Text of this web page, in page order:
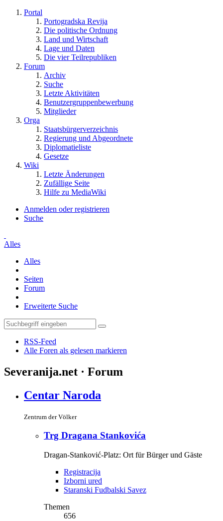
Portal
Portogradska Revija
Die politische Ordnung
Land und Wirtschaft
Lage und Daten
Die vier Teilrepubliken
Forum
Archiv
Suche
Letzte Aktivitäten
Benutzergruppenbewerbung
Mitglieder
Orga
Staatsbürgerverzeichnis
Regierung und Abgeordnete
Diplomatieliste
Gesetze
Wiki
Letzte Änderungen
Zufällige Seite
Hilfe zu MediaWiki
Anmelden oder registrieren
Suche
Alles
Alles
Seiten
Forum
Erweiterte Suche
RSS-Feed
Alle Foren als gelesen markieren
Severanija.net · Forum
Centar Naroda
Zentrum der Völker
Trg Dragana Stankovića
Dragan-Stanković-Platz: Ort für Bürger und Gäste
Registracija
Izborni ured
Staranski Fudbalski Savez
Themen
656